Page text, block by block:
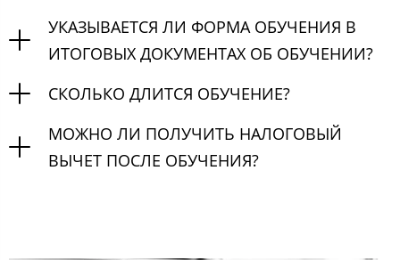
УКАЗЫВАЕТСЯ ЛИ ФОРМА ОБУЧЕНИЯ В
ИТОГОВЫХ ДОКУМЕНТАХ ОБ ОБУЧЕНИИ?
СКОЛЬКО ДЛИТСЯ ОБУЧЕНИЕ?
МОЖНО ЛИ ПОЛУЧИТЬ НАЛОГОВЫЙ
ВЫЧЕТ ПОСЛЕ ОБУЧЕНИЯ?